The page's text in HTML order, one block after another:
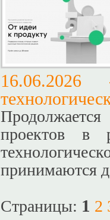
проектов в
принимаются
Страницы: 1 2